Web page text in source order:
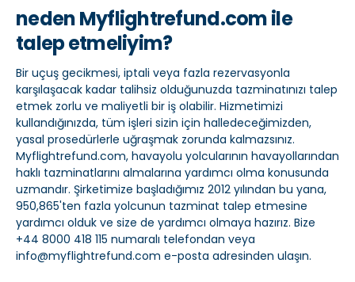
neden Myflightrefund.com ile
talep etmeliyim?
Bir uçuş gecikmesi, iptali veya fazla rezervasyonla
karşılaşacak kadar talihsiz olduğunuzda tazminatınızı talep
etmek zorlu ve maliyetli bir iş olabilir. Hizmetimizi
kullandığınızda, tüm işleri sizin için halledeceğimizden,
yasal prosedürlerle uğraşmak zorunda kalmazsınız.
Myflightrefund.com, havayolu yolcularının havayollarından
haklı tazminatlarını almalarına yardımcı olma konusunda
uzmandır. Şirketimize başladığımız 2012 yılından bu yana,
950,865'ten fazla yolcunun tazminat talep etmesine
yardımcı olduk ve size de yardımcı olmaya hazırız. Bize
+44 8000 418 115 numaralı telefondan veya
info@myflightrefund.com e-posta adresinden ulaşın.